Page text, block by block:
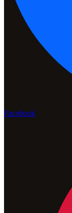
Facebook